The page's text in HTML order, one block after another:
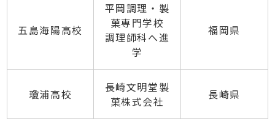
五島海陽高校
平岡調理・製
菓専門学校
調理師科へ進
学
福岡県
瓊浦高校
長崎文明堂製
菓株式会社
長崎県